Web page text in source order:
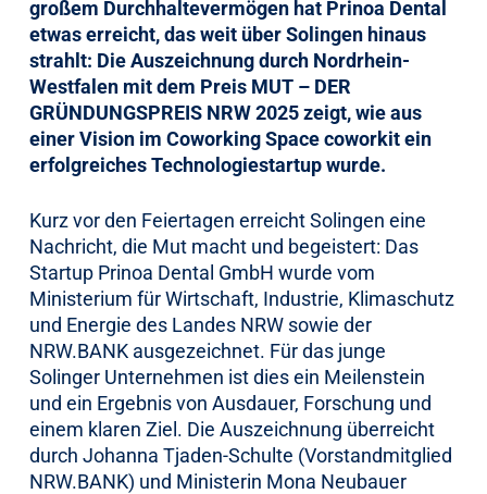
großem Durchhaltevermögen hat Prinoa Dental
etwas erreicht, das weit über Solingen hinaus
strahlt: Die Auszeichnung durch Nordrhein-
Westfalen mit dem Preis MUT – DER
GRÜNDUNGSPREIS NRW 2025 zeigt, wie aus
einer Vision im Coworking Space coworkit ein
erfolgreiches Technologiestartup wurde.
Kurz vor den Feiertagen erreicht Solingen eine
Nachricht, die Mut macht und begeistert: Das
Startup Prinoa Dental GmbH wurde vom
Ministerium für Wirtschaft, Industrie, Klimaschutz
und Energie des Landes NRW sowie der
NRW.BANK ausgezeichnet. Für das junge
Solinger Unternehmen ist dies ein Meilenstein
und ein Ergebnis von Ausdauer, Forschung und
einem klaren Ziel. Die Auszeichnung überreicht
durch Johanna Tjaden-Schulte (Vorstandmitglied
NRW.BANK) und Ministerin Mona Neubauer